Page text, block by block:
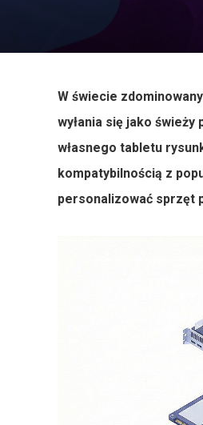
W świecie
wyłania się jako
własnego tabletu
kompatybilnością z
personalizować sprzęt